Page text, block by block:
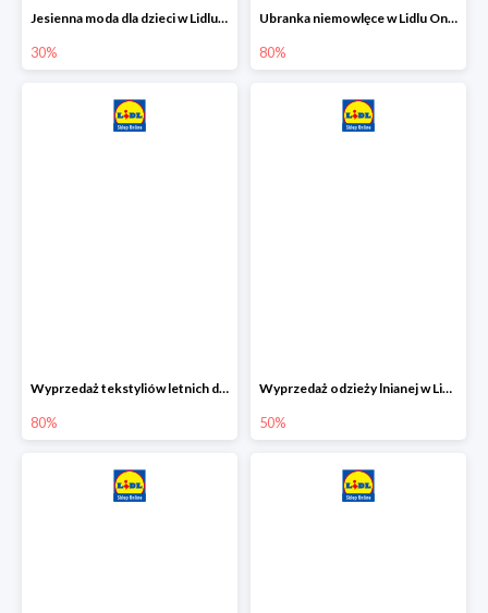
Jesienna moda dla dzieci w Lidlu Online do -30%
30%
Ubranka niemowlęce w Lidlu Online do -80%
80%
Wyprzedaż tekstyliów letnich dla dzieci w Lidlu Online do -80%
80%
Wyprzedaż odzieży lnianej w Lidlu Online do -50%
50%